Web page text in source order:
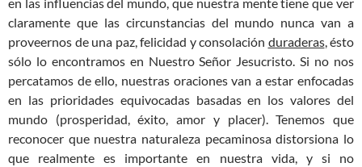
claramente que las circunstancias del mundo nunca van a
proveernos de una paz, felicidad y consolación duraderas, ésto
sólo lo encontramos en Nuestro Señor Jesucristo. Si no nos
percatamos de ello, nuestras oraciones van a estar enfocadas
en las prioridades equivocadas basadas en los valores del
mundo (prosperidad, éxito, amor y placer). Tenemos que
reconocer que nuestra naturaleza pecaminosa distorsiona lo
que realmente es importante en nuestra vida, y si no